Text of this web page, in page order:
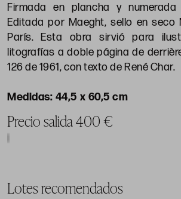
Firmada en plancha y
Editada por Maeght, sello en seco
París. Esta obra sirvió para
litografías a doble página de
126 de 1961, con texto de René Char.
44,5 x 60,5 cm
Precio salida 400 €
Lotes recomendados